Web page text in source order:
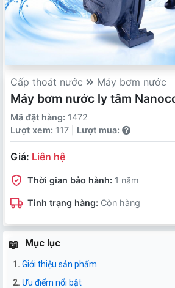
Cấp thoát nước Máy bơm nước
Máy bơm nước ly tâm
Mã đặt hàng: 1472
Lượt xem: 117 | Lượt mua:
Giá: Liên hệ
Thời gian bảo hành: 1 năm
Tình trạng hàng: Còn hàng
Mục lục
Giới thiệu sản phẩm
Ưu điểm nổi bật